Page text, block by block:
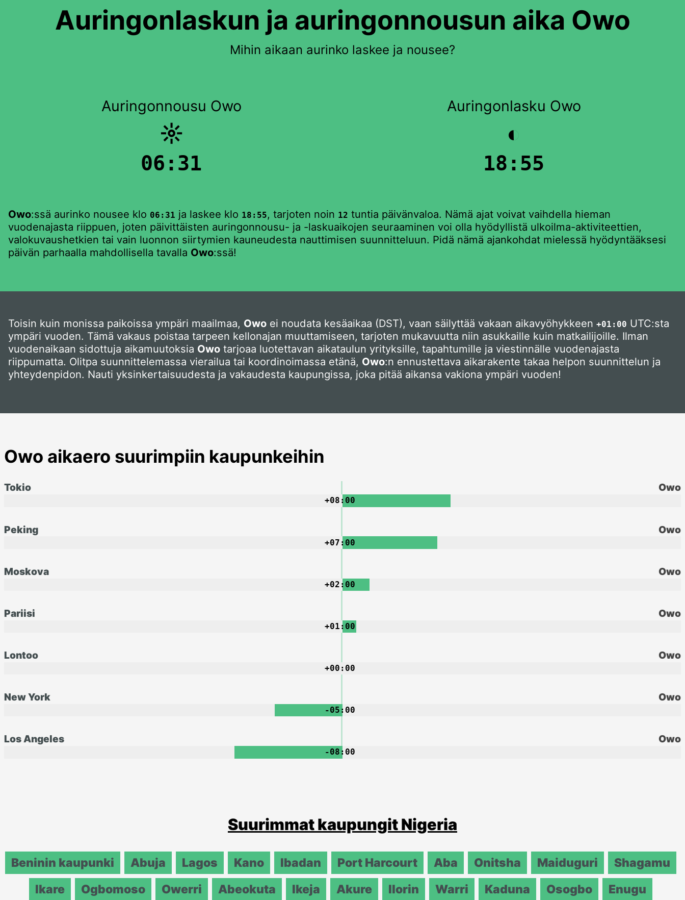
Auringonlaskun ja auringonnousun aika Owo
Mihin aikaan aurinko laskee ja nousee?
Auringonnousu Owo
☼
06:31
Auringonlasku Owo
◐
18:55
Owo:ssä aurinko nousee klo 06:31 ja laskee klo 18:55, tarjoten noin 12 tuntia päivänvaloa. Nämä ajat voivat vaihdella hieman
vuodenajasta riippuen, joten päivittäisten auringonnousu- ja -laskuaikojen seuraaminen voi olla hyödyllistä ulkoilma-aktiviteettien,
valokuvaushetkien tai vain luonnon siirtymien kauneudesta nauttimisen suunnitteluun. Pidä nämä ajankohdat mielessä hyödyntääksesi
päivän parhaalla mahdollisella tavalla Owo:ssä!
Toisin kuin monissa paikoissa ympäri maailmaa, Owo ei noudata kesäaikaa (DST), vaan säilyttää vakaan aikavyöhykkeen +01:00 UTC:sta
ympäri vuoden. Tämä vakaus poistaa tarpeen kellonajan muuttamiseen, tarjoten mukavuutta niin asukkaille kuin matkailijoille. Ilman
vuodenaikaan sidottuja aikamuutoksia Owo tarjoaa luotettavan aikataulun yrityksille, tapahtumille ja viestinnälle vuodenajasta
riippumatta. Olitpa suunnittelemassa vierailua tai koordinoimassa etänä, Owo:n ennustettava aikarakente takaa helpon suunnittelun ja
yhteydenpidon. Nauti yksinkertaisuudesta ja vakaudesta kaupungissa, joka pitää aikansa vakiona ympäri vuoden!
Owo aikaero suurimpiin kaupunkeihin
Owo
Tokio
+08:00
Owo
Peking
+07:00
Owo
Moskova
+02:00
Owo
Pariisi
+01:00
Owo
Lontoo
+00:00
Owo
New York
-05:00
Owo
Los Angeles
-08:00
Suurimmat kaupungit Nigeria
Beninin kaupunki Abuja Lagos Kano Ibadan Port Harcourt Aba Onitsha Maiduguri
Shagamu
Ikare
Ogbomoso Owerri Abeokuta Ikeja Akure Ilorin Warri Kaduna Osogbo
Enugu